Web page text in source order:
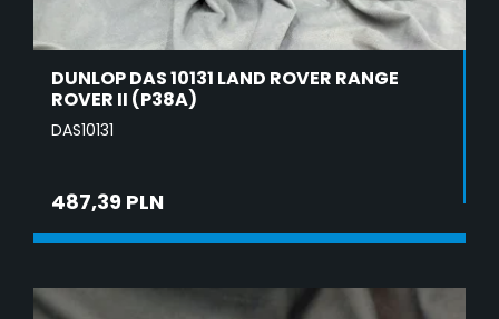
DUNLOP DAS 10131 LAND ROVER RANGE
ROVER II (P38A)
DAS10131
487,39 PLN